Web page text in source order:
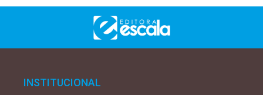
INSTITUCIONAL